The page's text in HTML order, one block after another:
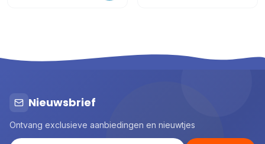
Nieuwsbrief
Ontvang exclusieve aanbiedingen en nieuwtjes